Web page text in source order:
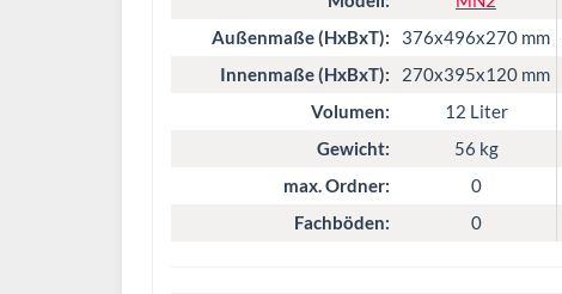
Außenmaße (HxBxT):
Innenmaße (HxBxT):
Volumen:
Gewicht:
max. Ordner:
Fachböden:
376x496x270 mm
270x395x120 mm
12 Liter
56 kg
0
0